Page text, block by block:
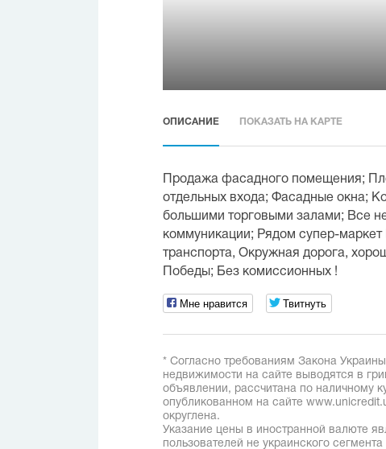
ОПИСАНИЕ ПОКАЗАТЬ НА КАРТЕ
Продажа фасадного помещения;
отдельных входа; Фасадные окна;
большими торговыми залами; Все
коммуникации; Рядом супер-
транспорта, Окружная дорога,
Победы; Без комиссионных !
Мне нравится Твитнуть
* Согласно требованиям Закона
недвижимости на сайте выводятся в
объявлении, рассчитана по наличному
опубликованном на сайте
округлена.
Указание цены в иностранной валюте
пользователей не украинского сегмента